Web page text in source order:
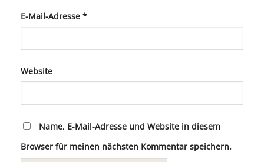
E-Mail-Adresse *
Website
Name, E-Mail-Adresse und Website in diesem
Browser für meinen nächsten Kommentar speichern.